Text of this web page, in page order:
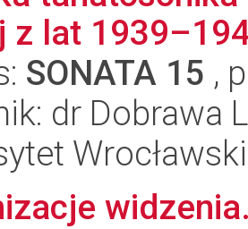
z lat
SONATA 15 ,
dr Dobrawa